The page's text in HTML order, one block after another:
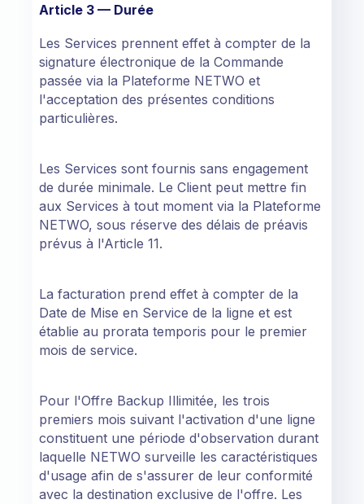
Article 3 — Durée
Les Services prennent effet à compter de la
signature électronique de la Commande
passée via la Plateforme NETWO et
l'acceptation des présentes conditions
particulières.
Les Services sont fournis sans engagement
de durée minimale. Le Client peut mettre fin
aux Services à tout moment via la Plateforme
NETWO, sous réserve des délais de préavis
prévus à l'Article 11.
La facturation prend effet à compter de la
Date de Mise en Service de la ligne et est
établie au prorata temporis pour le premier
mois de service.
Pour l'Offre Backup Illimitée, les trois
premiers mois suivant l'activation d'une ligne
constituent une période d'observation durant
laquelle NETWO surveille les caractéristiques
d'usage afin de s'assurer de leur conformité
avec la destination exclusive de l'offre. Les